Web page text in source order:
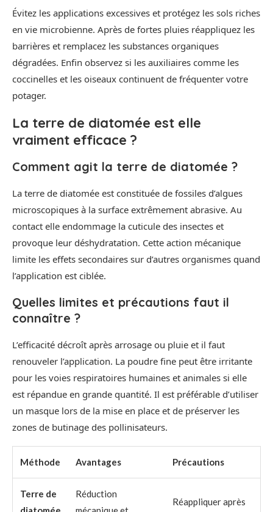
Évitez les applications excessives et protégez les sols riches
en vie microbienne. Après de fortes pluies réappliquez les
barrières et remplacez les substances organiques
dégradées. Enfin observez si les auxiliaires comme les
coccinelles et les oiseaux continuent de fréquenter votre
potager.
La terre de diatomée est elle
vraiment efficace ?
Comment agit la terre de diatomée ?
La terre de diatomée est constituée de fossiles d’algues
microscopiques à la surface extrêmement abrasive. Au
contact elle endommage la cuticule des insectes et
provoque leur déshydratation. Cette action mécanique
limite les effets secondaires sur d’autres organismes quand
l’application est ciblée.
Quelles limites et précautions faut il
connaître ?
L’efficacité décroît après arrosage ou pluie et il faut
renouveler l’application. La poudre fine peut être irritante
pour les voies respiratoires humaines et animales si elle
est répandue en grande quantité. Il est préférable d’utiliser
un masque lors de la mise en place et de préserver les
zones de butinage des pollinisateurs.
Méthode Avantages Précautions
Terre de
Réduction
Réappliquer après